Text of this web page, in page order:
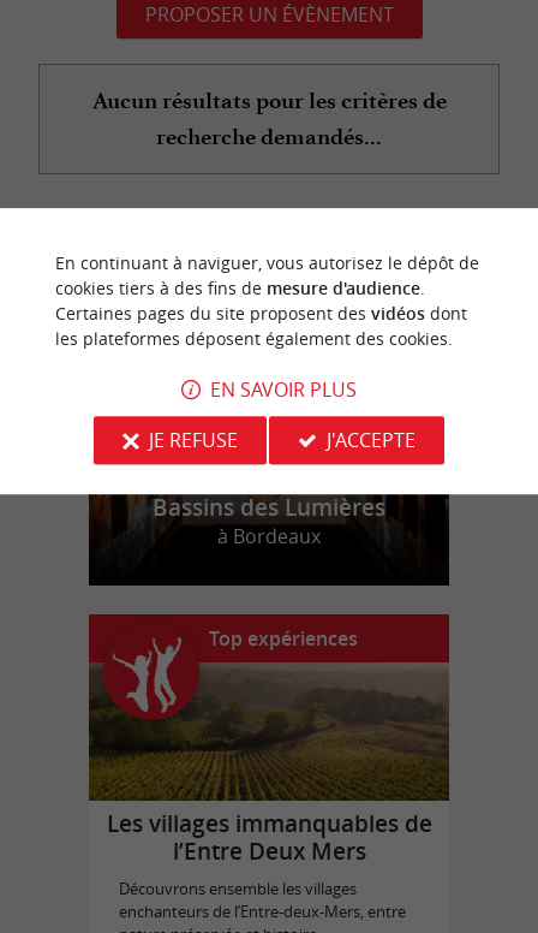
PROPOSER UN ÉVÈNEMENT
Aucun résultats pour les critères de
recherche demandés...
n
o
t
r
e
c
o
u
p
d
e
c
o
e
u
r
Bassins des Lumières
à Bordeaux
Top expériences
Les villages immanquables de
l’Entre Deux Mers
Découvrons ensemble les villages
enchanteurs de l’Entre-deux-Mers, entre
En continuant à naviguer, vous autorisez le dépôt de
cookies tiers à des fins de mesure d'audience.
Certaines pages du site proposent des vidéosdont
les plateformes déposent également des cookies.
EN SAVOIR PLUS
JE REFUSE
J'ACCEPTE